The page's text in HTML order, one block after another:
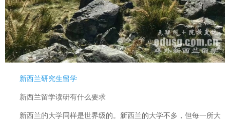
新西兰研究生留学
新西兰留学读研有什么要求
新西兰的大学同样是世界级的。新西兰的大学不多，但每一所大